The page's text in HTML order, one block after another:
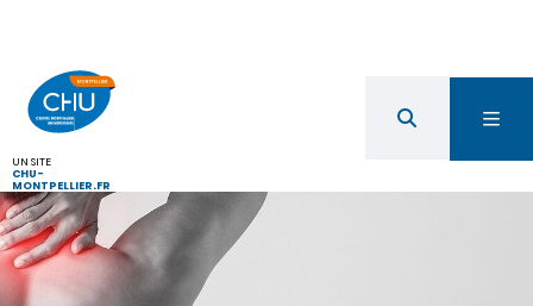
UN SITE
CHU-
MONTPELLIER.FR